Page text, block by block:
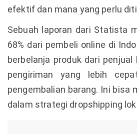
efektif dan mana yang perlu
Sebuah laporan dari Statista
68% dari pembeli online di
berbelanja produk dari
pengiriman yang lebih
pengembalian barang. Ini bisa
dalam strategi dropshipping